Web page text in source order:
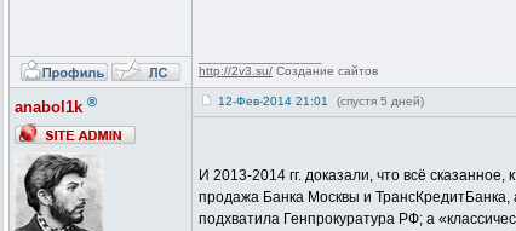
http://2v3.su/ Создание сайтов
anabol1k ® 12-Фев-2014 21:01 (спустя 5 дней)
И 2013-2014 гг. доказали, что всё
продажа Банка Москвы и ТрансКредитБанка,
подхватила Генпрокуратура РФ; а